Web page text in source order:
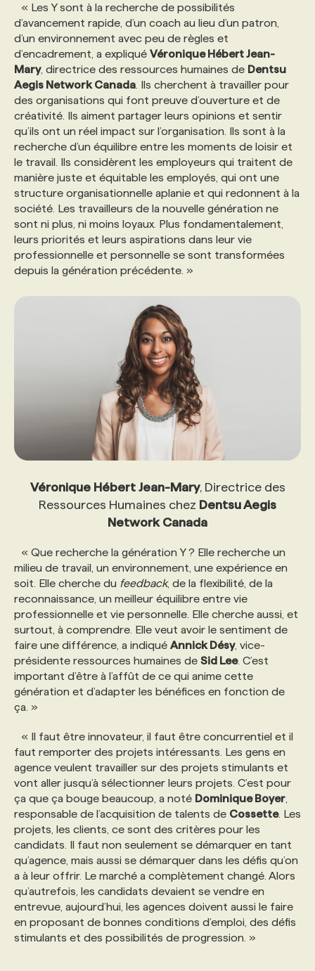
« Les Y sont à la recherche de possibilités
d’avancement rapide, d’un coach au lieu d’un patron,
d’un environnement avec peu de règles et
d’encadrement, a expliqué Véronique Hébert Jean-
Mary, directrice des ressources humaines de Dentsu
Aegis Network Canada . Ils cherchent à travailler pour
des organisations qui font preuve d’ouverture et de
créativité. Ils aiment partager leurs opinions et sentir
qu’ils ont un réel impact sur l’organisation. Ils sont à la
recherche d’un équilibre entre les moments de loisir et
le travail. Ils considèrent les employeurs qui traitent de
manière juste et équitable les employés, qui ont une
structure organisationnelle aplanie et qui redonnent à la
société. Les travailleurs de la nouvelle génération ne
sont ni plus, ni moins loyaux. Plus fondamentalement,
leurs priorités et leurs aspirations dans leur vie
professionnelle et personnelle se sont transformées
depuis la génération précédente. »
Véronique Hébert Jean-Mary, Directrice des
Ressources Humaines chez Dentsu Aegis
Network Canada
« Que recherche la génération Y ? Elle recherche un
milieu de travail, un environnement, une expérience en
soit. Elle cherche du feedback, de la flexibilité, de la
reconnaissance, un meilleur équilibre entre vie
professionnelle et vie personnelle. Elle cherche aussi, et
surtout, à comprendre. Elle veut avoir le sentiment de
faire une différence, a indiqué Annick Désy, vice-
présidente ressources humaines de Sid Lee. C’est
important d’être à l’affût de ce qui anime cette
génération et d’adapter les bénéfices en fonction de
ça. »
« Il faut être innovateur, il faut être concurrentiel et il
faut remporter des projets intéressants. Les gens en
agence veulent travailler sur des projets stimulants et
vont aller jusqu’à sélectionner leurs projets. C’est pour
ça que ça bouge beaucoup, a noté Dominique Boyer
responsable de l’acquisition de talents de Cossette. Les
projets, les clients, ce sont des critères pour les
candidats. Il faut non seulement se démarquer en tant
qu’agence, mais aussi se démarquer dans les défis qu’on
a à leur offrir. Le marché a complètement changé. Alors
qu’autrefois, les candidats devaient se vendre en
entrevue, aujourd’hui, les agences doivent aussi le faire
en proposant de bonnes conditions d’emploi, des défis
stimulants et des possibilités de progression. »